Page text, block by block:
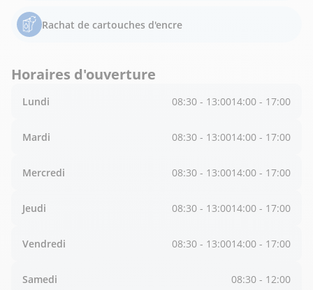
Rachat de cartouches d'encre
Horaires d'ouverture
Lundi 08:30 - 13:0014:00 - 17:00
Mardi 08:30 - 13:0014:00 - 17:00
Mercredi 08:30 - 13:0014:00 - 17:00
Jeudi 08:30 - 13:0014:00 - 17:00
Vendredi 08:30 - 13:0014:00 - 17:00
Samedi 08:30 - 12:00